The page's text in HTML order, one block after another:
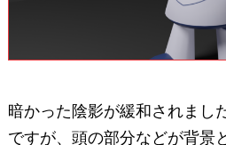
暗かった陰影が緩和されまし
ですが、頭の部分などが背景